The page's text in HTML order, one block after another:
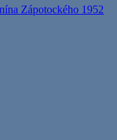
Zápotockého 1952